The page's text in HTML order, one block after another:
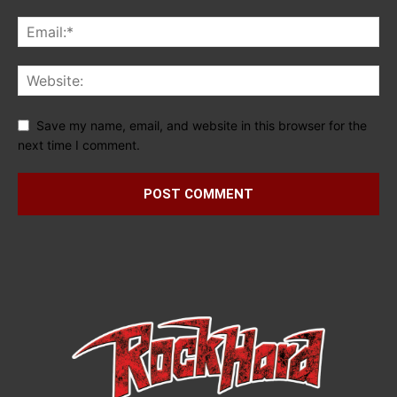
Save my name, email, and website in this browser for the
next time I comment.